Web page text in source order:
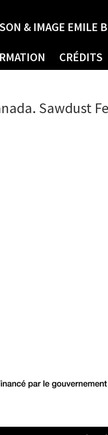
& IMAGE EMILE
CRÉDITS
Sawdust